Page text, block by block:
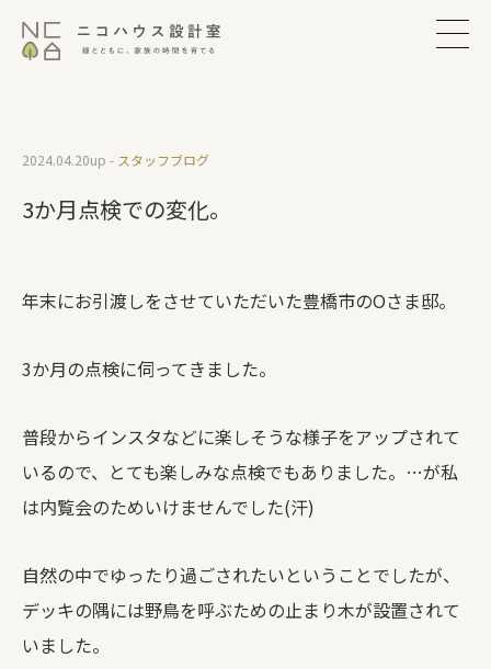
3か月点検での変化。
2024.04.20up - スタッフブログ
年末にお引渡しをさせていただいた豊橋市のOさま邸。
3か月の点検に伺ってきました。
普段からインスタなどに楽しそうな様子をアップされて
いるので、とても楽しみな点検でもありました。…が私
は内覧会のためいけませんでした(汗)
自然の中でゆったり過ごされたいということでしたが、
デッキの隅には野鳥を呼ぶための止まり木が設置されて
いました。